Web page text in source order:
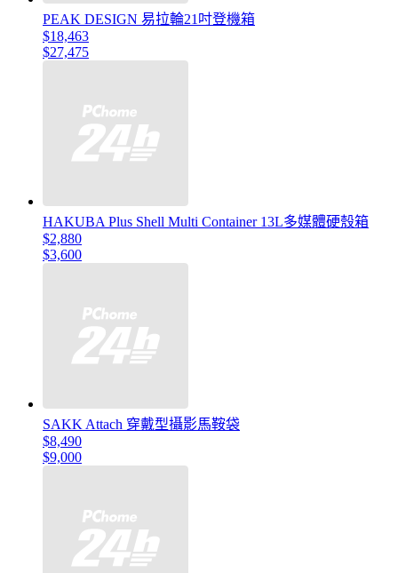
PEAK DESIGN 易拉輪21吋登機箱
$18,463
$27,475
HAKUBA Plus Shell Multi Container 13L多媒體硬殼箱
$2,880
$3,600
SAKK Attach 穿戴型攝影馬鞍袋
$8,490
$9,000